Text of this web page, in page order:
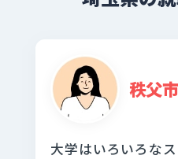
秩父市
大学はいろいろな